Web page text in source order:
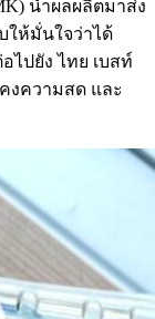
นำผลผลิตมาส่ง
ให้มั่นใจว่าได้
ไปยัง ไทย เบสท์
งความสด และ